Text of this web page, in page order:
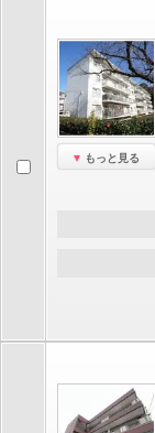
もっと見る